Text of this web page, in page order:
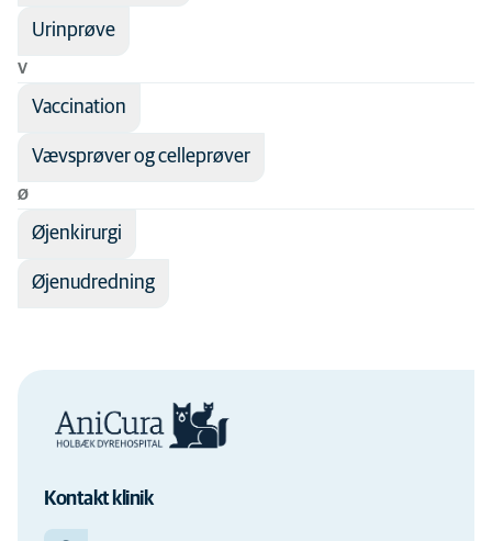
Urinprøve
V
Vaccination
Vævsprøver og celleprøver
Ø
Øjenkirurgi
Øjenudredning
Kontakt klinik